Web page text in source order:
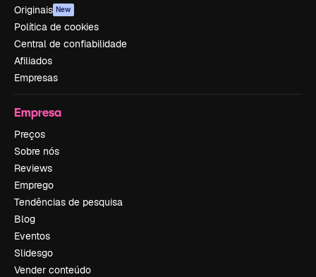
Originais New
Política de cookies
Central de confiabilidade
Afiliados
Empresas
Empresa
Preços
Sobre nós
Reviews
Emprego
Tendências de pesquisa
Blog
Eventos
Slidesgo
Vender conteúdo